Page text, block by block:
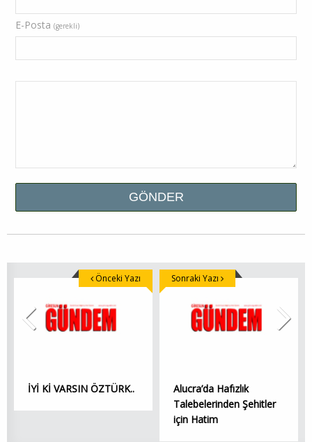
E-Posta (gerekli)
İYİ Kİ VARSIN ÖZTÜRK..
Önceki Yazı
Alucra’da Hafızlık
Talebelerinden Şehitler
için Hatim
Sonraki Yazı